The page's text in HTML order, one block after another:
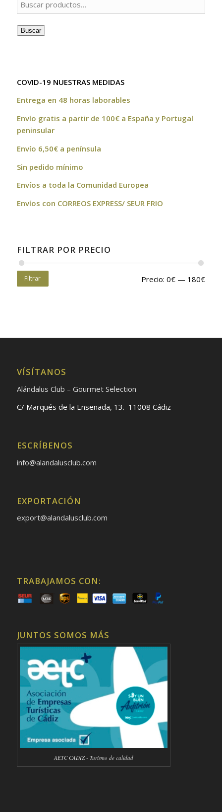
Buscar
COVID-19 NUESTRAS MEDIDAS
Entrega en 48 horas laborables
Envío gratis a partir de 100€ a España y Portugal
peninsular
Envío 6,50€ a península
Sin pedido mínimo
Envíos a toda la Comunidad Europea
Envíos con CORREOS EXPRESS/ SEUR FRIO
FILTRAR POR PRECIO
Filtrar Precio:0€ — 180€
VÍSÍTANOS
Alándalus Club – Gourmet Selection
C/ Marqués de la Ensenada, 13. 11008 Cádiz
ESCRÍBENOS
info@alandalusclub.com
EXPORTACIÓN
export@alandalusclub.com
TRABAJAMOS CON:
JUNTOS SOMOS MÁS
AETC CADIZ - Turismo de calidad